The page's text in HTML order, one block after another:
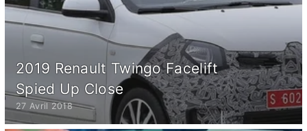
2019 Renault Twingo Facelift
Spied Up Close
27 Avril 2018